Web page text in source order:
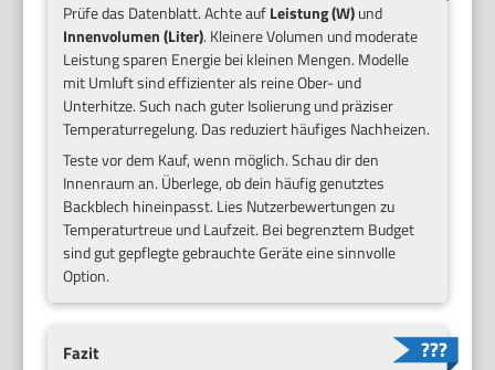
Prüfe das Datenblatt. Achte aufLeistung (W)und
Innenvolumen (Liter). Kleinere Volumen und moderate
Leistung sparen Energie bei kleinen Mengen. Modelle
mit Umluft sind effizienter als reine Ober- und
Unterhitze. Such nach guter Isolierung und präziser
Temperaturregelung. Das reduziert häufiges Nachheizen.
Teste vor dem Kauf, wenn möglich. Schau dir den
Innenraum an. Überlege, ob dein häufig genutztes
Backblech hineinpasst. Lies Nutzerbewertungen zu
Temperaturtreue und Laufzeit. Bei begrenztem Budget
sind gut gepflegte gebrauchte Geräte eine sinnvolle
Option.
Fazit